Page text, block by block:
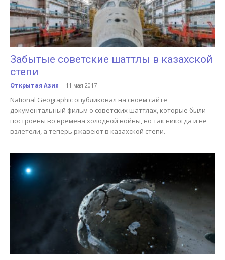
Забытые советские шаттлы в казахской
степи
Открытая Азия - 11 мая 2017
National Geographic опубликовал на своём сайте
документальный фильм о советских шаттлах, которые были
построены во времена холодной войны, но так никогда и не
взлетели, а теперь ржавеют в казахской степи.